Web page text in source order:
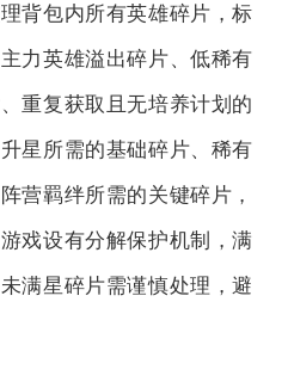
背包内所有英雄碎片，标
力英雄溢出碎片、低稀有
重复获取且无培养计划的
星所需的基础碎片、稀有
营羁绊所需的关键碎片，
戏设有分解保护机制，满
满星碎片需谨慎处理，避